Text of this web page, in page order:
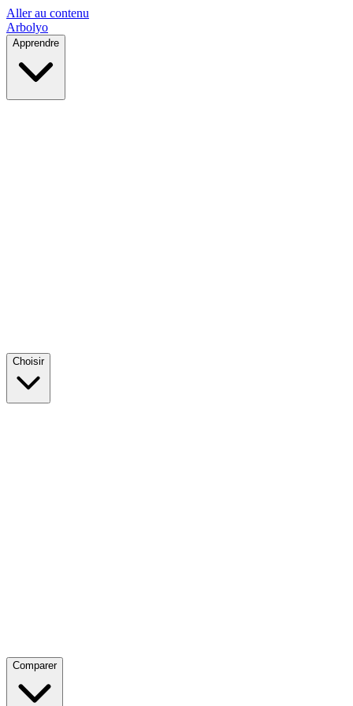
Aller au contenu
Arbolyo
Apprendre
Choisir
Comparer